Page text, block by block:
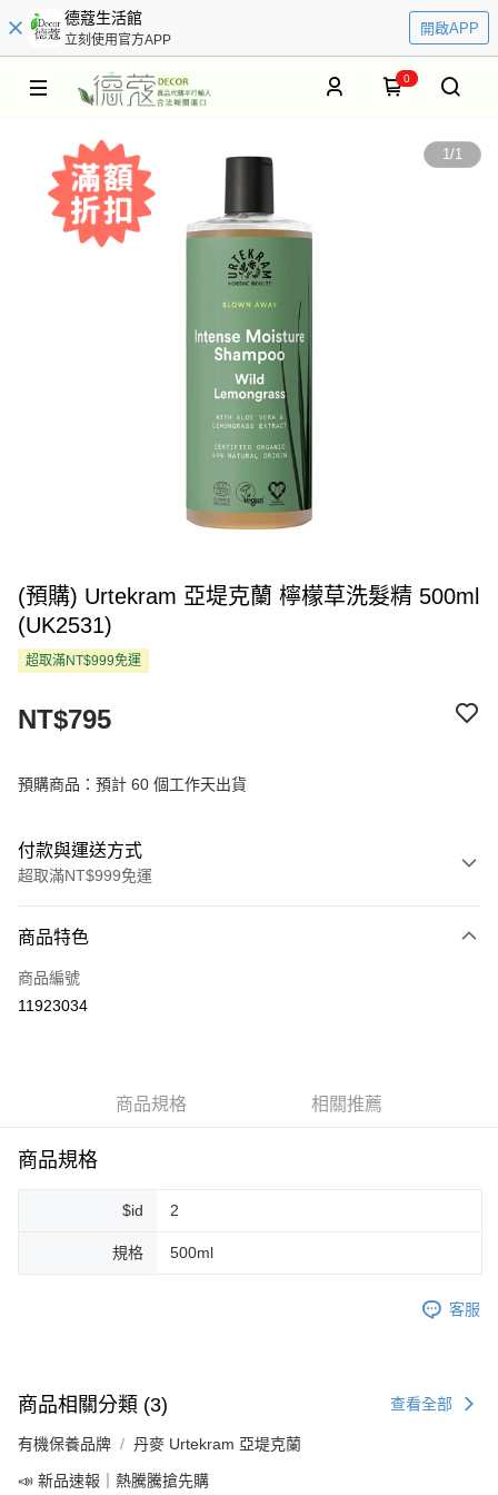
德蔻生活館
立刻使用官方APP
開啟APP
0
1/1
(預購) Urtekram 亞堤克蘭 檸檬草洗髮精 500ml
(UK2531)
超取滿NT$999免運
NT$795
預購商品：預計 60 個工作天出貨
付款與運送方式
超取滿NT$999免運
信用卡一次付款
超商取貨付款
悠遊付
全家純取貨 (先付款
7-11取貨付款
商品特色
商品編號
11923034
商品規格 相關推薦
商品規格
$id 2
規格 500ml
客服
商品相關分類 (3) 查看全部
有機保養品牌 丹麥 Urtekram 亞堤克蘭
📣 新品速報｜熱騰騰搶先購